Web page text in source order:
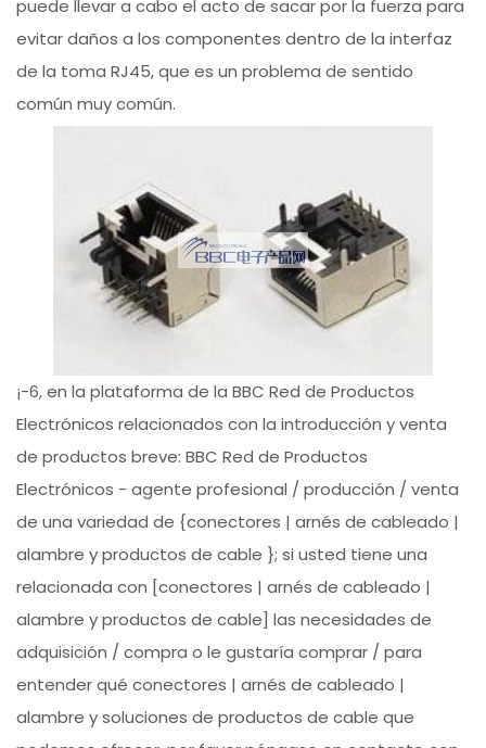
puede llevar a cabo el acto de sacar por la fuerza para
evitar daños a los componentes dentro de la interfaz
de la toma RJ45, que es un problema de sentido
común muy común.
¡-6, en la plataforma de la BBC Red de Productos
Electrónicos relacionados con la introducción y venta
de productos breve: BBC Red de Productos
Electrónicos - agente profesional / producción / venta
de una variedad de {conectores | arnés de cableado |
alambre y productos de cable }; si usted tiene una
relacionada con [conectores | arnés de cableado |
alambre y productos de cable] las necesidades de
adquisición / compra o le gustaría comprar / para
entender qué conectores | arnés de cableado |
alambre y soluciones de productos de cable que